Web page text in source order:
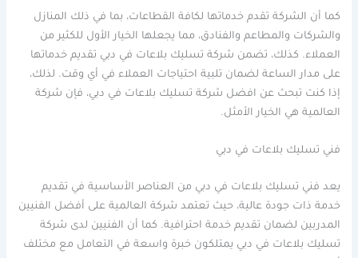
كما أن الشركة تقدم خدماتها لكافة القطاعات، بما في ذلك المنازل
والشركات والمطاعم والفنادق، مما يجعلها الخيار الأول للكثير من
العملاء. كذلك، تضمن شركة تسليك بلاعات في دبي تقديم خدماتها
على مدار الساعة لضمان تلبية احتياجات العملاء في أي وقت. لذلك،
إذا كنت تبحث عن افضل شركة تسليك بلاعات في دبي، فإن شركة
العالمية هي الخيار الأمثل.
فني تسليك بلاعات في دبي
يعد فني تسليك بلاعات في دبي من العناصر الأساسية في تقديم
خدمة ذات جودة عالية، حيث تعتمد شركة العالمية على أفضل الفنيين
المدربين لضمان تقديم خدمة احترافية. كما أن الفنيين لدى شركة
تسليك بلاعات في دبي يمتلكون خبرة واسعة في التعامل مع مختلف